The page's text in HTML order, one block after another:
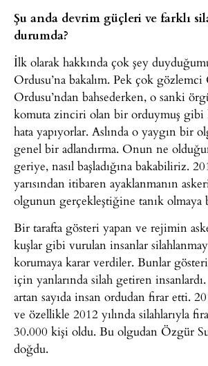
Şu anda devrim güçleri ve farklı
durumda?
İlk olarak hakkında çok şey
Ordusu’na bakalım. Pek çok
Ordusu’ndan bahsederken, o sanki
komuta zinciri olan bir orduymuş gibi
hata yapıyorlar. Aslında o yaygın bir
genel bir adlandırma. Onun ne
geriye, nasıl başladığına bakabiliriz.
yarısından itibaren ayaklanmanın
olgunun gerçekleştiğine tanık olmaya
Bir tarafta gösteri yapan ve rejimin
kuşlar gibi vurulan insanlar
korumaya karar verdiler. Bunlar
için yanlarında silah getiren insanlardı.
artan sayıda insan ordudan firar etti.
ve özellikle 2012 yılında silahlarıyla
30.000 kişi oldu. Bu olgudan Özgür
doğdu.